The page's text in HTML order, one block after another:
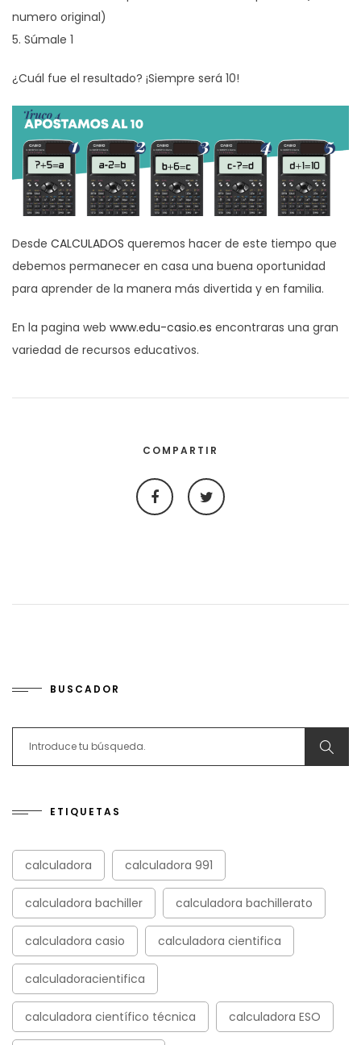
numero original)
5. Súmale 1
¿Cuál fue el resultado? ¡Siempre será 10!
Desde CALCULADOS queremos hacer de este tiempo que
debemos permanecer en casa una buena oportunidad
para aprender de la manera más divertida y en familia.
En la pagina web www.edu-casio.es encontraras una gran
variedad de recursos educativos.
COMPARTIR
BUSCADOR
ETIQUETAS
calculadora calculadora 991
calculadora bachiller calculadora bachillerato
calculadora casio calculadora cientifica
calculadoracientifica
calculadora científico técnica calculadora ESO